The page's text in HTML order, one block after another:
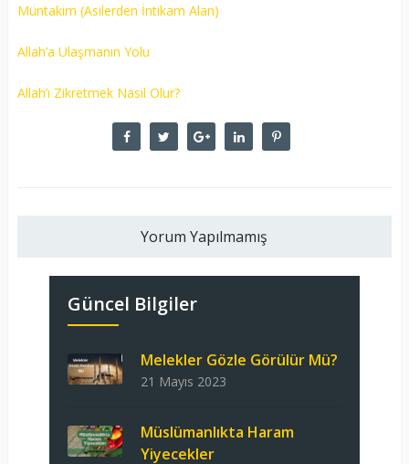
Müntakim (Asilerden İntikam Alan)
Allah’a Ulaşmanın Yolu
Allah’ı Zikretmek Nasıl Olur?
Yorum Yapılmamış
Güncel Bilgiler
Melekler Gözle Görülür Mü?
21 Mayıs 2023
Müslümanlıkta Haram
Yiyecekler